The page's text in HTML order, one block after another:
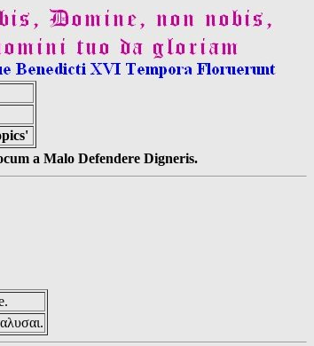
a Malo Defendere Digneris.